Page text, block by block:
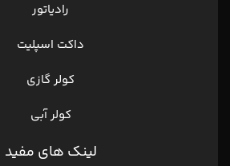
رادیاتور
داکت اسپلیت
کولر گازی
کولر آبی
لینک های مفید